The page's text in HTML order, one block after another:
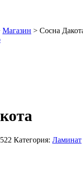
Магазин > Сосна
Категория: Ламинат